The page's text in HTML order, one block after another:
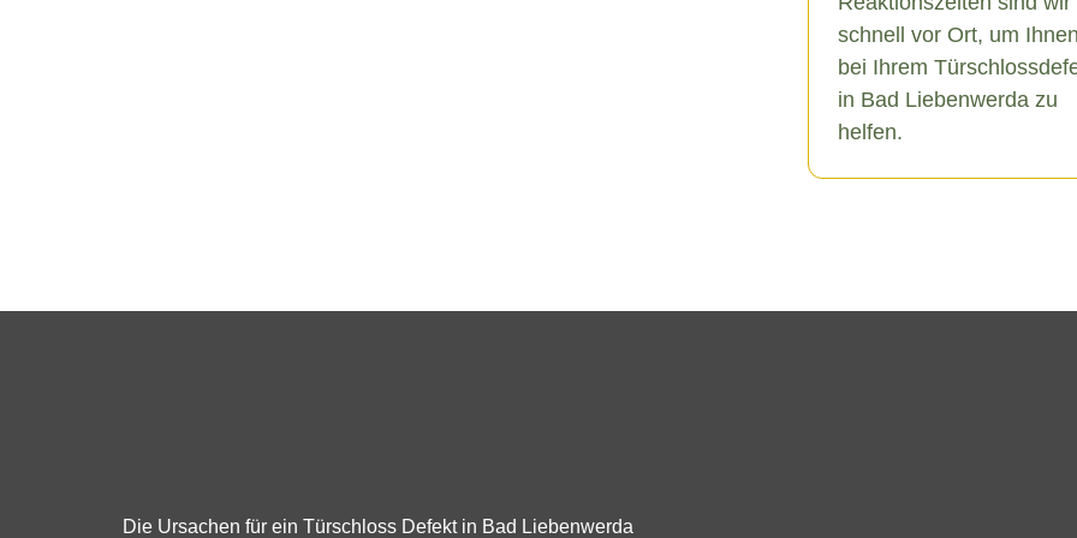
schnell vor Ort, um Ihnen
bei Ihrem
in Bad Liebenwerda zu
helfen.
Die Ursachen für ein Türschloss Defekt in Bad Liebenwerda